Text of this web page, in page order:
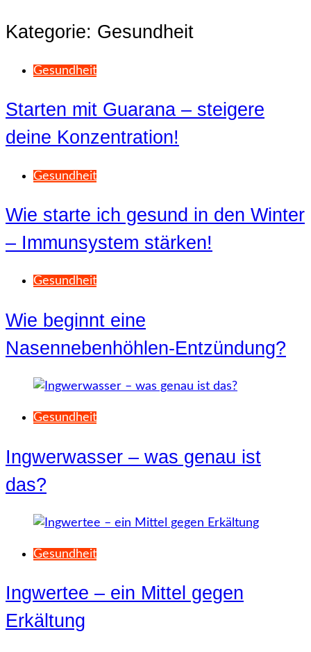
Kategorie: Gesundheit
Gesundheit
Starten mit Guarana – steigere
deine Konzentration!
Gesundheit
Wie starte ich gesund in den Winter
– Immunsystem stärken!
Gesundheit
Wie beginnt eine
Nasennebenhöhlen-Entzündung?
Gesundheit
Ingwerwasser – was genau ist
das?
Gesundheit
Ingwertee – ein Mittel gegen
Erkältung